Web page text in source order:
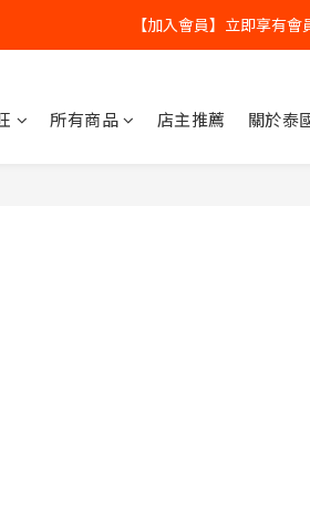
全球寄送【免運優惠】台灣請供滿
全球寄送【免運優惠】台灣請供滿
全球寄送【免運優惠】台灣請供
所有商品 店主推薦 關於泰